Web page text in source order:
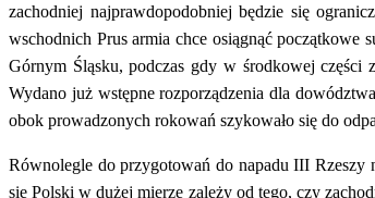
zachodniej najprawdopodobniej będzie się
wschodnich Prus armia chce osiągnąć
Górnym Śląsku, podczas gdy w środkowej części
Wydano już wstępne rozporządzenia dla
obok prowadzonych rokowań szykowało się do
Równolegle do przygotowań do napadu III Rzeszy
się Polski w dużej mierze zależy od tego, czy